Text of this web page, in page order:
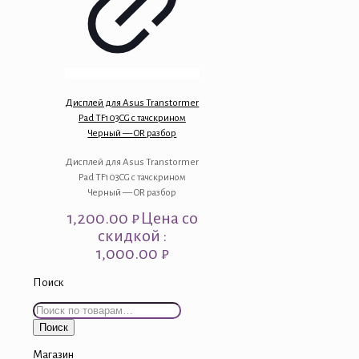
Дисплей для Asus Transtormer
Pad TF103CG с тачскрином
Черный — OR разбор
Дисплей для Asus Transtormer
Pad TF103CG с тачскрином
Черный — OR разбор
1,200.00 ₽Цена со
скидкой :
1,000.00 ₽
Поиск
Искать:
Поиск
Магазин